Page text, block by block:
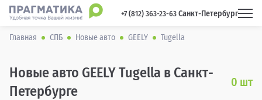
+7 (812) 363-23-63 Санкт-Петербург
Главная СПБ Новые авто GEELY Tugella
Новые авто GEELY Tugella в Санкт-
Петербурге
0 шт